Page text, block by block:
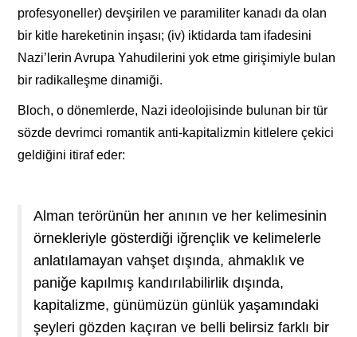
profesyoneller) devşirilen ve paramiliter kanadı da olan
bir kitle hareketinin inşası; (iv) iktidarda tam ifadesini
Nazi’lerin Avrupa Yahudilerini yok etme girişimiyle bulan
bir radikalleşme dinamiği.
Bloch, o dönemlerde, Nazi ideolojisinde bulunan bir tür
sözde devrimci romantik anti-kapitalizmin kitlelere çekici
geldiğini itiraf eder:
Alman terörünün her anının ve her kelimesinin
örnekleriyle gösterdiği iğrençlik ve kelimelerle
anlatılamayan vahşet dışında, ahmaklık ve
paniğe kapılmış kandırılabilirlik dışında,
kapitalizme, günümüzün günlük yaşamındaki
şeyleri gözden kaçıran ve belli belirsiz farklı bir